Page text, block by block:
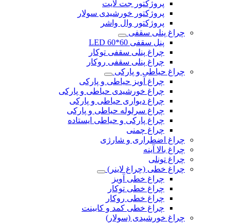
پروژکتور جت لایت
پروژکتور خورشیدی سولار
پروژکتور وال واشر
چراغ پنلی سقفی
پنل سقفی 60*60 LED
چراغ پنلی سقفی توکار
چراغ پنلی سقفی روکار
چراغ حیاطی و پارکی
چراغ آویز حیاطی و پارکی
چراغ خورشیدی حیاطی و پارکی
چراغ دیواری حیاطی و پارکی
چراغ سرلوله حیاطی و پارکی
چراغ پارکی و حیاطی ایستاده
چراغ چمنی
چراغ اضطراری و شارژی
چراغ بالا آینه
چراغ تونلی
چراغ خطی (چراغ لاینر)
چراغ خطی آویز
چراغ خطی توکار
چراغ خطی روکار
چراغ خطی کمد و کابینت
چراغ خورشیدی (سولار)